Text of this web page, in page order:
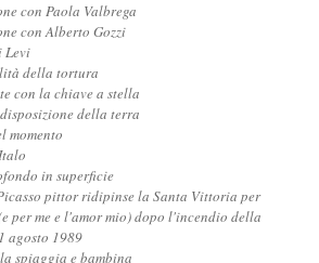
con Paola Valbrega
con Alberto Gozzi
Levi
della tortura
con la chiave a stella
della terra
momento
in superficie
pittor ridipinse la Santa Vittoria per
per me e l'amor mio) dopo l'incendio della
agosto 1989
spiaggia e bambina